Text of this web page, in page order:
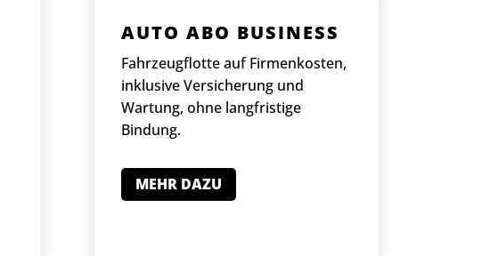
AUTO ABO BUSINESS
Fahrzeugflotte auf Firmenkosten,
inklusive Versicherung und
Wartung, ohne langfristige
Bindung.
MEHR DAZU